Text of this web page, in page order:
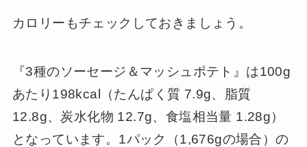
カロリーもチェックしておきましょう。
『3種のソーセージ＆マッシュポテト』は100g
あたり198kcal（たんぱく質 7.9g、脂質
12.8g、炭水化物 12.7g、食塩相当量 1.28g）
となっています。1パック（1,676gの場合）の